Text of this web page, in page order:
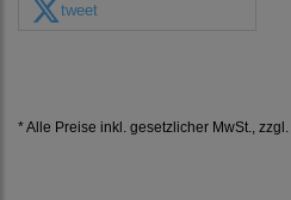
tweet
* Alle Preise inkl. gesetzlicher MwSt., zzgl.